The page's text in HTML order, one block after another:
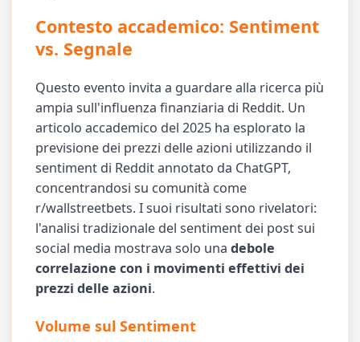
Contesto accademico: Sentiment
vs. Segnale
Questo evento invita a guardare alla ricerca più
ampia sull'influenza finanziaria di Reddit. Un
articolo accademico del 2025 ha esplorato la
previsione dei prezzi delle azioni utilizzando il
sentiment di Reddit annotato da ChatGPT,
concentrandosi su comunità come
r/wallstreetbets. I suoi risultati sono rivelatori:
l'analisi tradizionale del sentiment dei post sui
social media mostrava solo unadebole
correlazione con i movimenti effettivi dei
prezzi delle azioni.
Volume sul Sentiment